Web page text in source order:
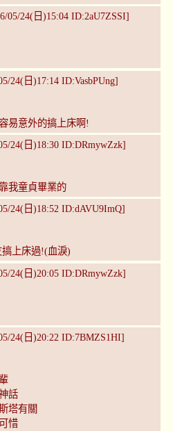
05/24(日)15:04 ID:2aU7ZSSI]
24(日)17:14 ID:VasbPUng]
易意外的搞上床啊!
24(日)18:30 ID:DRmywZzk]
我童貞畢業的
24(日)18:52 ID:dAVU9ImQ]
上床過!(血淚)
24(日)20:05 ID:DRmywZzk]
24(日)20:22 ID:7BMZS1HI]
話
塔有關
惜